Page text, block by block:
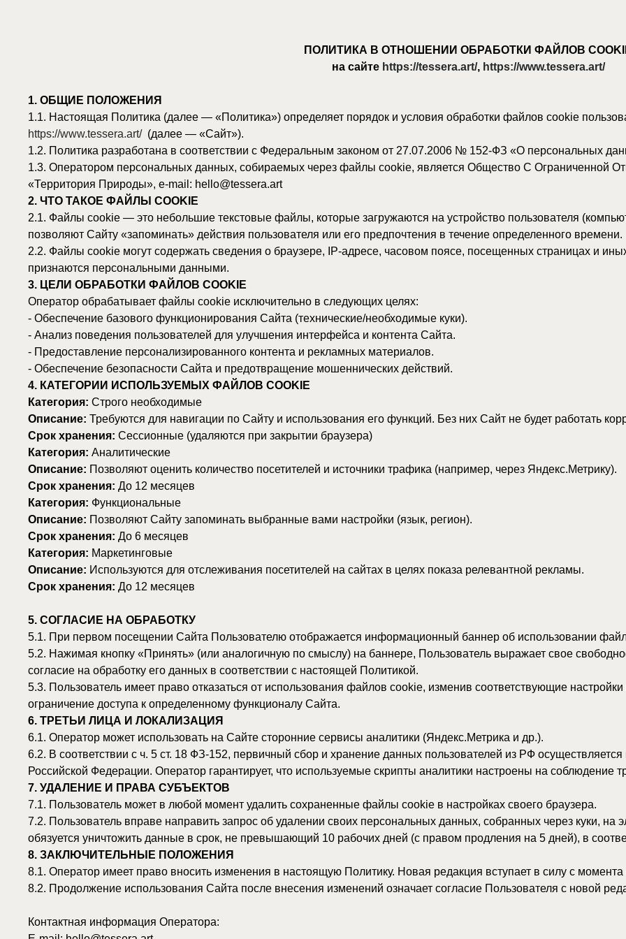
ПОЛИТИКА В ОТНОШЕНИИ ОБРАБОТКИ ФАЙЛОВ COOKIE
https://tessera.art/
1.1. Настоящая Политика (далее — «Политика») определяет порядок и условия обработки файлов cookie пользователями веб-
https://www.tessera.art/(далее — «Сайт»).
1.2. Политика разработана в соответствии с Федеральным законом от 27.07.2006 № 152-ФЗ «О персональных данных» и
1.3. Оператором персональных данных, собираемых через файлы cookie, является Общество С Ограниченной
«Территория Природы», e-mail: hello@tessera.art
2. ЧТО ТАКОЕ ФАЙЛЫ COOKIE
2.1. Файлы cookie — это небольшие текстовые файлы, которые загружаются на устройство пользователя (компьютер,
2.2. Файлы cookie могут содержать сведения о браузере, IP-адресе, часовом поясе, посещенных страницах и иных
признаются персональными данными.
3. ЦЕЛИ ОБРАБОТКИ ФАЙЛОВ COOKIE
Оператор обрабатывает файлы cookie исключительно в следующих целях:
- Обеспечение базового функционирования Сайта (технические/необходимые куки).
- Анализ поведения пользователей для улучшения интерфейса и контента Сайта.
- Предоставление персонализированного контента и рекламных материалов.
- Обеспечение безопасности Сайта и предотвращение мошеннических действий.
4. КАТЕГОРИИ ИСПОЛЬЗУЕМЫХ ФАЙЛОВ COOKIE
Категория:Строго необходимые
Описание:Требуются для навигации по Сайту и использования его функций. Без них Сайт не будет работать корректно.
Срок хранения:Сессионные (удаляются при закрытии браузера)
Категория:Аналитические
Описание:Позволяют оценить количество посетителей и источники трафика (например, через Яндекс.Метрику).
Срок хранения:До 12 месяцев
Категория:Функциональные
Описание:
Позволяют Сайту запоминать выбранные вами настройки (язык, регион).
До 6 месяцев
Категория:
Маркетинговые
Описание:Используются для отслеживания посетителей на сайтах в целях показа релевантной рекламы.
Срок хранения:До 12 месяцев
5. СОГЛАСИЕ НА ОБРАБОТКУ
5.1. При первом посещении Сайта Пользователю отображается информационный баннер об использовании файлов cookie.
5.2. Нажимая кнопку «Принять» (или аналогичную по смыслу) на баннере, Пользователь выражает свое свободное,
5.3. Пользователь имеет право отказаться от использования файлов cookie, изменив соответствующие настройки в своем
6. ТРЕТЬИ ЛИЦА И ЛОКАЛИЗАЦИЯ
6.1. Оператор может использовать на Сайте сторонние сервисы аналитики (Яндекс.Метрика и др.).
6.2. В соответствии с ч. 5 ст. 18 ФЗ-152, первичный сбор и хранение данных пользователей из РФ осуществляется на серверах,
Российской Федерации. Оператор гарантирует, что используемые скрипты аналитики настроены на соблюдение требований о
7. УДАЛЕНИЕ И ПРАВА СУБЪЕКТОВ
7.1. Пользователь может в любой момент удалить сохраненные файлы cookie в настройках своего браузера.
7.2. Пользователь вправе направить запрос об удалении своих персональных данных, собранных через куки, на электронный
обязуется уничтожить данные в срок, не превышающий 10 рабочих дней (с правом продления на 5 дней), в соответствии со ст.
8.1. Оператор имеет право вносить изменения в настоящую Политику. Новая редакция вступает в силу с момента ее
8.2. Продолжение использования Сайта после внесения изменений означает согласие Пользователя с новой редакцией
Контактная информация Оператора:
E-mail: hello@tessera.art
Телефон: +7 (910) 491-42-64
Сайт:https://tessera.art/
НА ГЛАВНУЮ